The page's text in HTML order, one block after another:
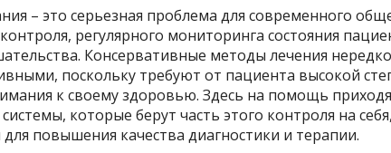
– это серьезная проблема для современного
регулярного мониторинга состояния
Консервативные методы лечения
поскольку требуют от пациента высокой
к своему здоровью. Здесь на помощь
которые берут часть этого контроля на
повышения качества диагностики и терапии.